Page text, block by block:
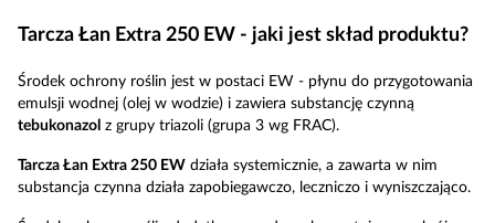
Tarcza Łan Extra 250 EW - jaki jest skład produktu?
Środek ochrony roślin jest w postaci EW - płynu do przygotowania
emulsji wodnej (olej w wodzie) i zawiera substancję czynną
tebukonazol z grupy triazoli (grupa 3 wg FRAC).
Tarcza Łan Extra 250 EW działa systemicznie, a zawarta w nim
substancja czynna działa zapobiegawczo, leczniczo i wyniszczająco.